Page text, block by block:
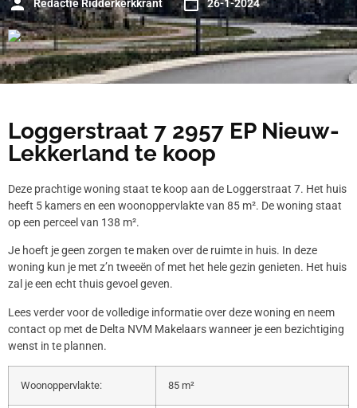
Redactie Ridderkerkkrant 26-1-2024
Loggerstraat 7 2957 EP Nieuw-
Lekkerland te koop
Deze prachtige woning staat te koop aan de Loggerstraat 7. Het huis
heeft 5 kamers en een woonoppervlakte van 85 m². De woning staat
op een perceel van 138 m².
Je hoeft je geen zorgen te maken over de ruimte in huis. In deze
woning kun je met z’n tweeën of met het hele gezin genieten. Het huis
zal je een echt thuis gevoel geven.
Lees verder voor de volledige informatie over deze woning en neem
contact op met de Delta NVM Makelaars wanneer je een bezichtiging
wenst in te plannen.
Woonoppervlakte: 85 m²